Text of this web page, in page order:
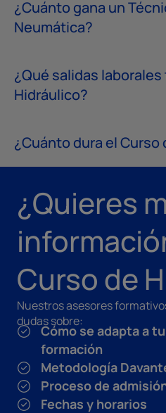
¿Cuánto gana un
Neumática?
¿Qué salidas
Hidráulico?
¿Cuánto dura el Curso
¿Quieres
Curso de
Nuestros asesores
dudas sobre:
Cómo se adapta a
formación
Metodología
Proceso de
Fechas y horarios